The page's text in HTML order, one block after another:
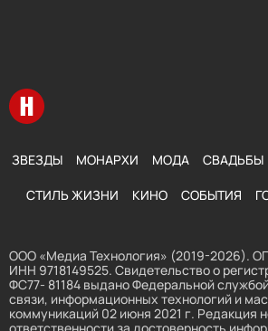
Перейти на главную
ЗВЕЗДЫ МОНАРХИ МОДА СВАДЬБЫ
СТИЛЬ ЖИЗНИ КИНО СОБЫТИЯ
ООО «Медиа Технология» (2019-2026).
ИНН 9718149525. Свидетельство о
ФС77- 81184 выдано Федеральной
связи, информационных технологий и
коммуникаций 02 июня 2021 г. Редакция
ответственности за достоверность